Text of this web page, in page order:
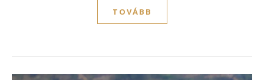
TOVÁBB